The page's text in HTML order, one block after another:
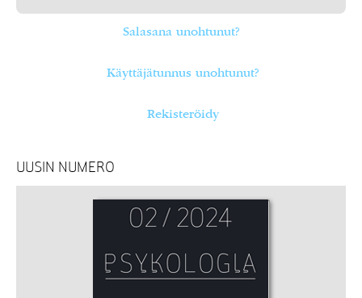
Salasana unohtunut?
Käyttäjätunnus unohtunut?
Rekisteröidy
UUSIN NUMERO